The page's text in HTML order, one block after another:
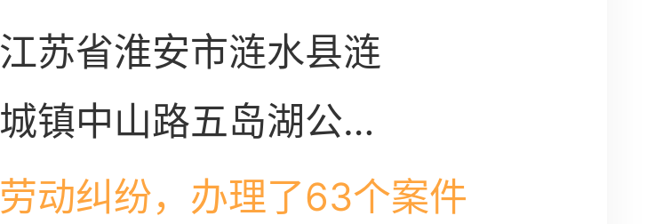
江苏省淮安市涟水县涟
城镇中山路五岛湖公寓
5幢2楼
劳动纠纷，办理了63个案件